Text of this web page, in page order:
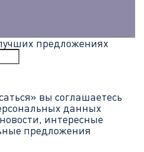
предложениях
вы соглашаетесь
данных
интересные
предложения